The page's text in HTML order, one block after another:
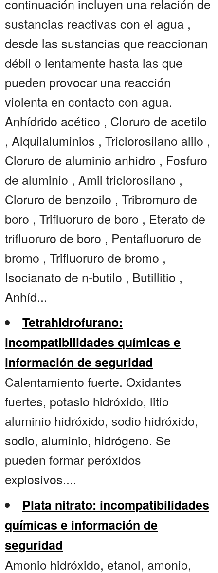
continuación incluyen una relación de
sustancias reactivas con el agua ,
desde las sustancias que reaccionan
débil o lentamente hasta las que
pueden provocar una reacción
violenta en contacto con agua.
Anhídrido acético , Cloruro de acetilo
, Alquilaluminios , Triclorosilano alilo ,
Cloruro de aluminio anhidro , Fosfuro
de aluminio , Amil triclorosilano ,
Cloruro de benzoilo , Tribromuro de
boro , Trifluoruro de boro , Eterato de
trifluoruro de boro , Pentafluoruro de
bromo , Trifluoruro de bromo ,
Isocianato de n-butilo , Butillitio ,
Anhíd...
Tetrahidrofurano:
incompatibilidades químicas e
información de seguridad
Calentamiento fuerte. Oxidantes
fuertes, potasio hidróxido, litio
aluminio hidróxido, sodio hidróxido,
sodio, aluminio, hidrógeno. Se
pueden formar peróxidos
explosivos....
Plata nitrato: incompatibilidades
químicas e información de
seguridad
Amonio hidróxido, etanol, amonio,